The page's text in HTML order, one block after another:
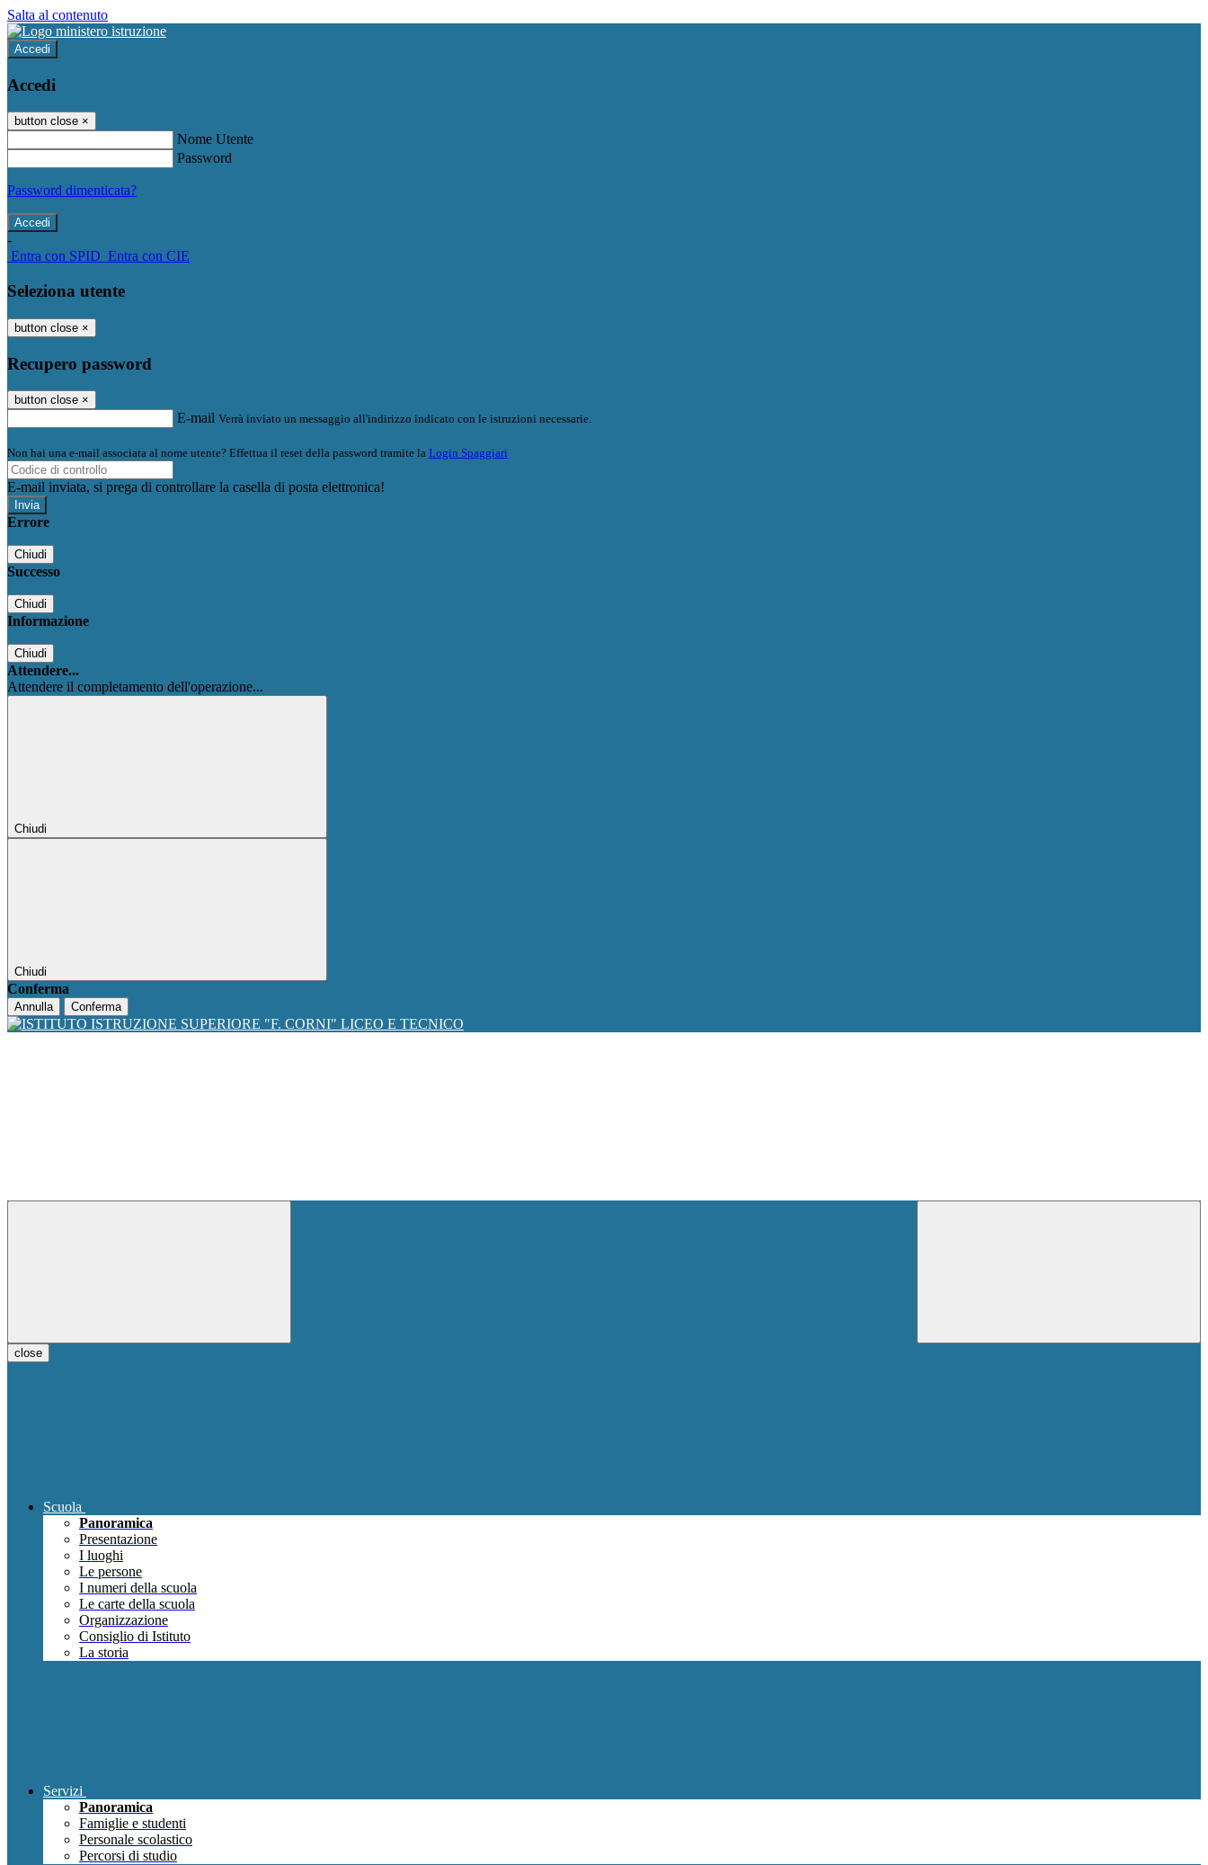
Salta al contenuto
Accedi
Accedi
button close ×
Nome Utente
Password
Password dimenticata?
-
Entra con SPID Entra con CIE
Seleziona utente
button close ×
Recupero password
button close ×
E-mail Verrà inviato un messaggio all'indirizzo indicato con le istruzioni necessarie.
Non hai una e-mail associata al nome utente? Effettua il reset della password tramite la Login Spaggiari
E-mail inviata, si prega di controllare la casella di posta elettronica!
Errore
Chiudi
Successo
Chiudi
Informazione
Chiudi
Attendere...
Attendere il completamento dell'operazione...
Chiudi
Chiudi
Conferma
Annulla Conferma
close
Scuola
Panoramica
Presentazione
I luoghi
Le persone
I numeri della scuola
Le carte della scuola
Organizzazione
Consiglio di Istituto
La storia
Servizi
Panoramica
Famiglie e studenti
Personale scolastico
Percorsi di studio